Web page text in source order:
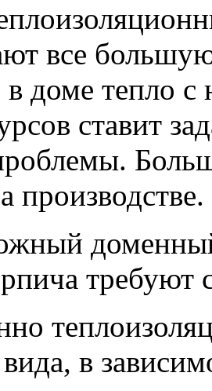
все
в доме тепло
ставит
производстве.
доменный
требуют
в